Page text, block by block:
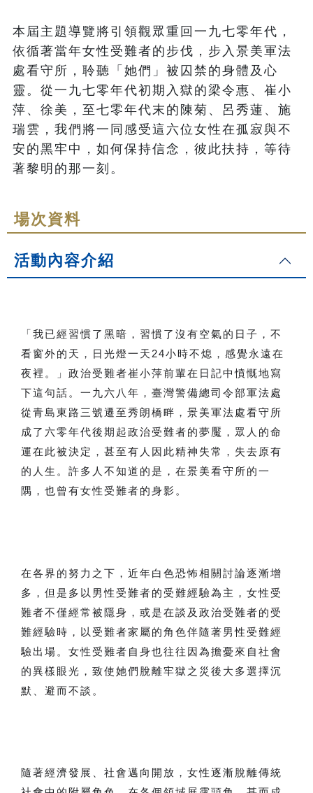
本屆主題導覽將引領觀眾重回一九七零年代，
依循著當年女性受難者的步伐，步入景美軍法
處看守所，聆聽「她們」被囚禁的身體及心
靈。從一九七零年代初期入獄的梁令惠、崔小
萍、徐美，至七零年代末的陳菊、呂秀蓮、施
瑞雲，我們將一同感受這六位女性在孤寂與不
安的黑牢中，如何保持信念，彼此扶持，等待
著黎明的那一刻。
場次資料
活動內容介紹
「我已經習慣了黑暗，習慣了沒有空氣的日子，不
看窗外的天，日光燈一天24小時不熄，感覺永遠在
夜裡。」政治受難者崔小萍前輩在日記中憤慨地寫
下這句話。一九六八年，臺灣警備總司令部軍法處
從青島東路三號遷至秀朗橋畔，景美軍法處看守所
成了六零年代後期起政治受難者的夢魘，眾人的命
運在此被決定，甚至有人因此精神失常，失去原有
的人生。許多人不知道的是，在景美看守所的一
隅，也曾有女性受難者的身影。
在各界的努力之下，近年白色恐怖相關討論逐漸增
多，但是多以男性受難者的受難經驗為主，女性受
難者不僅經常被隱身，或是在談及政治受難者的受
難經驗時，以受難者家屬的角色伴隨著男性受難經
驗出場。女性受難者自身也往往因為擔憂來自社會
的異樣眼光，致使她們脫離牢獄之災後大多選擇沉
默、避而不談。
隨著經濟發展、社會邁向開放，女性逐漸脫離傳統